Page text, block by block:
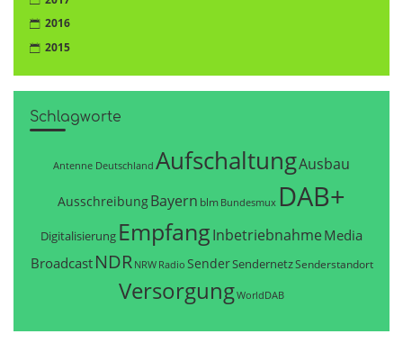
2016
2015
Schlagworte
Antenne Deutschland AufschaltungAusbau
AusschreibungBayern blm Bundesmux DAB+
Digitalisierung EmpfangInbetriebnahme Media
Broadcast NDR NRW Radio SenderSendernetzSenderstandort
VersorgungWorldDAB